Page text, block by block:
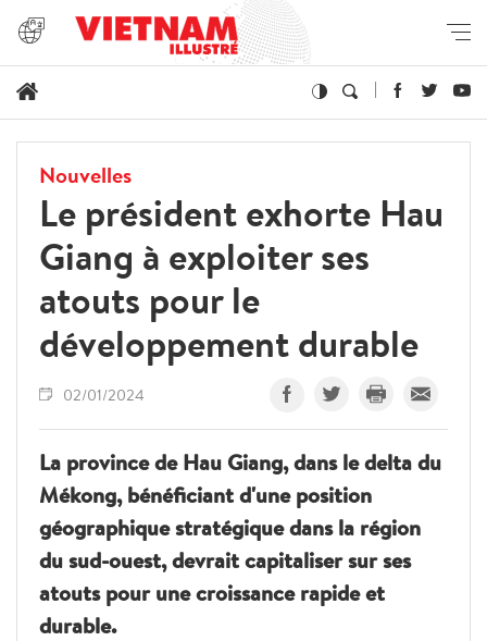
Nouvelles
Le président exhorte Hau
Giang à exploiter ses
atouts pour le
développement durable
02/01/2024
La province de Hau Giang, dans le delta du
Mékong, bénéficiant d'une position
géographique stratégique dans la région
du sud-ouest, devrait capitaliser sur ses
atouts pour une croissance rapide et
durable.